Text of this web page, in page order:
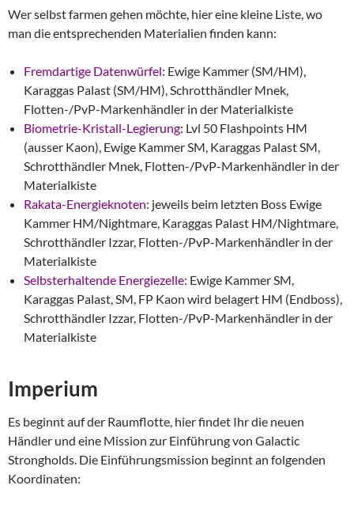
Wer selbst farmen gehen möchte, hier eine kleine Liste, wo
man die entsprechenden Materialien finden kann:
Fremdartige Datenwürfel: Ewige Kammer (SM/HM),
Karaggas Palast (SM/HM), Schrotthändler Mnek,
Flotten-/PvP-Markenhändler in der Materialkiste
Biometrie-Kristall-Legierung: Lvl 50 Flashpoints HM
(ausser Kaon), Ewige Kammer SM, Karaggas Palast SM,
Schrotthändler Mnek, Flotten-/PvP-Markenhändler in der
Materialkiste
Rakata-Energieknoten: jeweils beim letzten Boss Ewige
Kammer HM/Nightmare, Karaggas Palast HM/Nightmare,
Schrotthändler Izzar, Flotten-/PvP-Markenhändler in der
Materialkiste
Selbsterhaltende Energiezelle: Ewige Kammer SM,
Karaggas Palast, SM, FP Kaon wird belagert HM (Endboss),
Schrotthändler Izzar, Flotten-/PvP-Markenhändler in der
Materialkiste
Imperium
Es beginnt auf der Raumflotte, hier findet Ihr die neuen
Händler und eine Mission zur Einführung von Galactic
Strongholds. Die Einführungsmission beginnt an folgenden
Koordinaten: